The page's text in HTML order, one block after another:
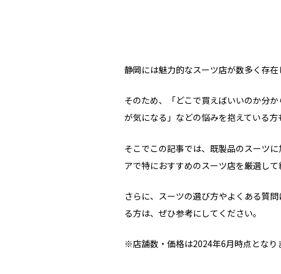
静岡には魅力的なスーツ店が数多く存在
そのため、「どこで買えばいいのか分
が気になる」などの悩みを抱えている
そこでこの記事では、既製品のスーツ
アで特におすすめのスーツ店を厳選して
さらに、スーツの選び方やよくある質
る方は、ぜひ参考にしてください。
※店舗数・価格は2024年6月時点となり